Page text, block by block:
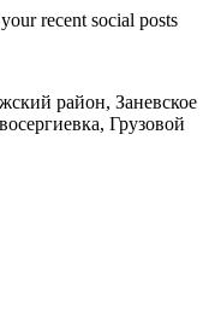
recent social posts
район, Заневское
Грузовой